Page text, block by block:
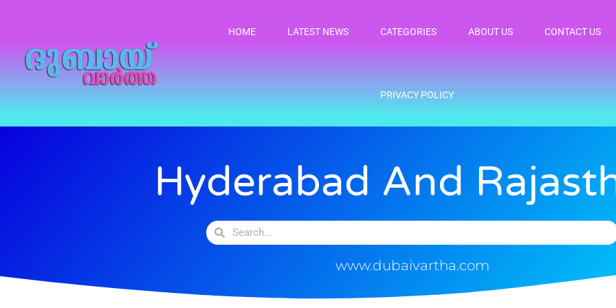
HOME LATEST NEWS CATEGORIES ABOUT US CONTACT US
PRIVACY POLICY
Hyderabad And
www.dubaivartha.com